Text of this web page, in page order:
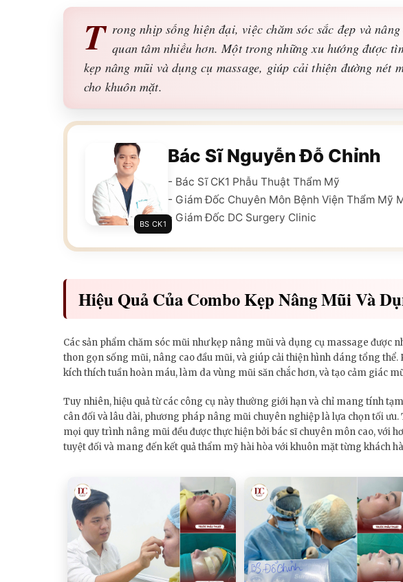
T rong nhịp sống hiện đại, việc chăm sóc sắc đẹp và
quan tâm nhiều hơn. Một trong những xu hướng được
kẹp nâng mũi và dụng cụ massage, giúp cải thiện đường nét
cho khuôn mặt.
BS CK1
Bác Sĩ Nguyễn Đỗ Chỉnh
- Bác Sĩ CK1 Phẫu Thuật Thẩm Mỹ
- Giám Đốc Chuyên Môn Bệnh Viện Thẩm Mỹ
- Giám Đốc DC Surgery Clinic
Hiệu Quả Của Combo Kẹp Nâng Mũi Và
Các sản phẩm chăm sóc mũi như kẹp nâng mũi và dụng cụ massage được
thon gọn sống mũi, nâng cao đầu mũi, và giúp cải thiện hình dáng tổng
kích thích tuần hoàn máu, làm da vùng mũi săn chắc hơn, và tạo cảm giác
Tuy nhiên, hiệu quả từ các công cụ này thường giới hạn và chỉ mang tính
cân đối và lâu dài, phương pháp nâng mũi chuyên nghiệp là lựa chọn tối ưu.
mọi quy trình nâng mũi đều được thực hiện bởi bác sĩ chuyên môn cao, với
tuyệt đối và mang đến kết quả thẩm mỹ hài hòa với khuôn mặt từng khách